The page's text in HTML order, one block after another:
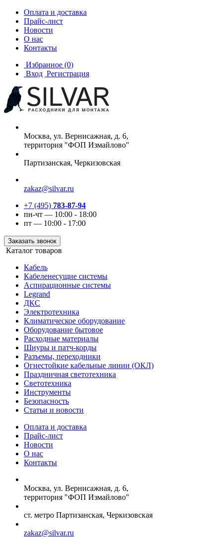
Оплата и доставка
Прайс-лист
Новости
О нас
Контакты
Избранное (0)
Вход Регистрация
Москва, ул. Вернисажная, д. 6,
территория "ФОП Измайлово"
Партизанская, Черкизовская
zakaz@silvar.ru
+7 (495) 783-87-94
пн-чт — 10:00 - 18:00
пт — 10:00 - 17:00
Заказать звонок
Каталог товаров
Кабель
Кабеленесущие системы
Аспирационные системы
Legrand
ДКС
Электротехника
Климатическое оборудование
Оборудование бытовое
Расходные материалы
Шнуры и патч-корды
Разъемы, переходники
Огнестойкие кабельные линии (ОКЛ)
Праздничная светотехника
Светотехника
Инструменты
Безопасность
Статьи и новости
Оплата и доставка
Прайс-лист
Новости
О нас
Контакты
Москва, ул. Вернисажная, д. 6,
территория "ФОП Измайлово"
ст. метро Партизанская, Черкизовская
zakaz@silvar.ru